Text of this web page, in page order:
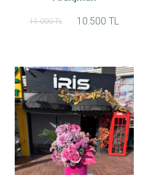
11.000 TL 10.500 TL